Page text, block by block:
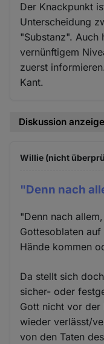
Der Knackpunkt
Unterscheidung
"Substanz". Auch
vernünftigem
zuerst
Kant.
Diskussion
Willie (nicht
"Denn nach
"Denn nach
Gottesoblaten
Hände kommen
Da stellt sich
sicher- oder
Gott nicht vor der
wieder verlässt/
von den Taten